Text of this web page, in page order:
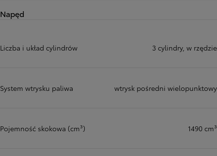
Napęd
Liczba i układ cylindrów 3 cylindry, w rzędzie
System wtrysku paliwa wtrysk pośredni wielopunktowy
Pojemność skokowa (cm³) 1490 cm³